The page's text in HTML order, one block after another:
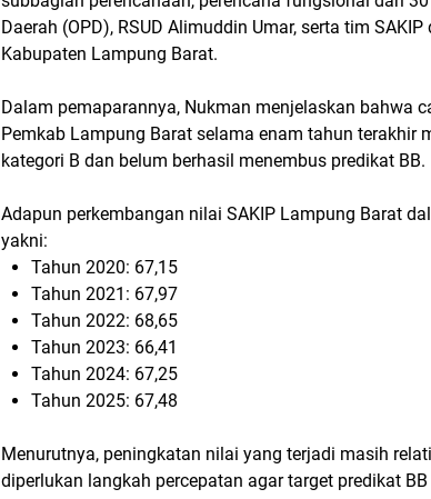
Daerah (OPD), RSUD Alimuddin Umar, serta tim
Kabupaten Lampung Barat.
Dalam pemaparannya, Nukman menjelaskan bahwa
Pemkab Lampung Barat selama enam tahun terakhir
kategori B dan belum berhasil menembus predikat BB.
Adapun perkembangan nilai SAKIP Lampung Barat
yakni:
Tahun 2020: 67,15
Tahun 2021: 67,97
Tahun 2022: 68,65
Tahun 2023: 66,41
Tahun 2024: 67,25
Tahun 2025: 67,48
Menurutnya, peningkatan nilai yang terjadi masih
diperlukan langkah percepatan agar target predikat